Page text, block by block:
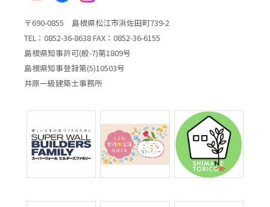
〒690-0855 島根県松江市浜佐田町739-2
TEL：0852-36-8638 FAX：0852-36-6155
島根県知事許可(般-7)第1809号
島根県知事登録第(5)10503号
井原一級建築士事務所